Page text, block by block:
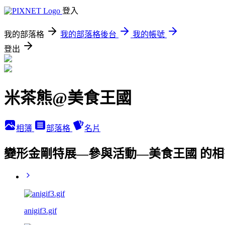
登入
我的部落格 我的部落格後台
我的帳號
登出
米茶熊@美食王國
相簿 部落格 名片
變形金剛特展—參與活動—美食王國 的
anigif3.gif